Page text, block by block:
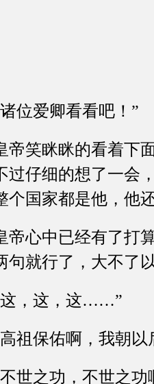
爱卿看看吧！”
眯眯的看着下面
过仔细的想了一会
个国家都是他，他
中已经有了打算
句就行了，大不了
这，这……”
保佑啊，我朝以
之功，不世之功